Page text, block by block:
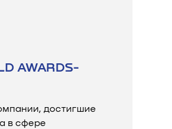
AWARDS-
достигшие
в сфере